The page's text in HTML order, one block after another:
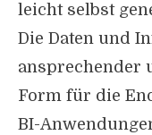
leicht selbst
Die Daten und
ansprechender
Form für die
BI-